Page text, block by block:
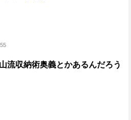
流収納術奥義とかあるんだろう